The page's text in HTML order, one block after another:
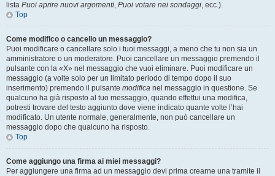
lista Puoi aprire nuovi argomenti, Puoi votare nei sondaggi, ecc.).
Top
Come modifico o cancello un messaggio?
Puoi modificare o cancellare solo i tuoi messaggi, a meno che tu non sia un
amministratore o un moderatore. Puoi cancellare un messaggio premendo il
pulsante con la «X» nel messaggio che vuoi eliminare. Puoi modificare un
messaggio (a volte solo per un limitato periodo di tempo dopo il suo
inserimento) premendo il pulsante modifica nel messaggio in questione. Se
qualcuno ha già risposto al tuo messaggio, quando effettui una modifica,
potresti trovare del testo aggiunto dove viene indicato quante volte l’hai
modificato. Un utente normale, generalmente, non può cancellare un
messaggio dopo che qualcuno ha risposto.
Top
Come aggiungo una firma ai miei messaggi?
Per aggiungere una firma ad un messaggio devi prima crearne una tramite il